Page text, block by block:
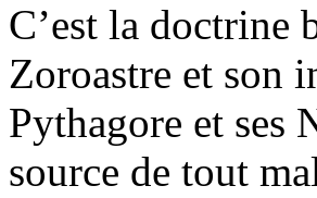
C’est la doctrine
Zoroastre et son
Pythagore et ses
source de tout